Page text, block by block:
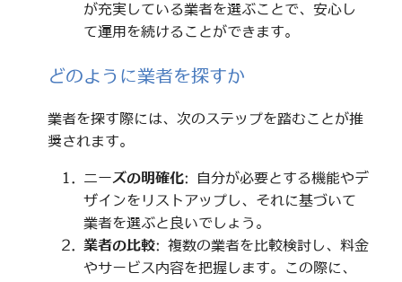
が充実している業者を選ぶことで、安心し
て運用を続けることができます。
どのように業者を探すか
業者を探す際には、次のステップを踏むことが推
奨されます。
ニーズの明確化: 自分が必要とする機能やデ
ザインをリストアップし、それに基づいて
業者を選ぶと良いでしょう。
業者の比較: 複数の業者を比較検討し、料金
やサービス内容を把握します。この際に、